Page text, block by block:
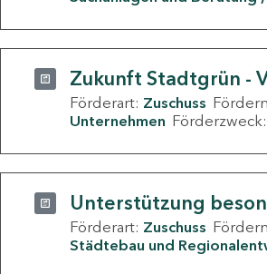
Zukunft Stadtgrün -
Förderart: Zuschuss
Unternehmen Förderzweck:
Unterstützung
Förderart: Zuschuss
Städtebau und